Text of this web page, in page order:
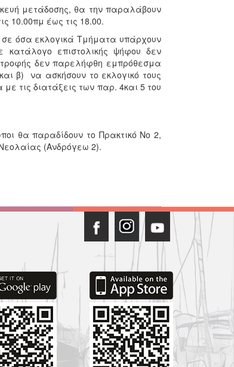
μετάδοσης, θα την παραλάβουν
10.00πμ έως τις 18.00.
σε όσα εκλογικά Τμήματα υπάρχουν
επιστολικής ψήφου δεν
δεν παρελήφθη εμπρόθεσμα
β) να ασκήσουν το εκλογικό τους
τις διατάξεις των παρ. 4και 5 του
θα παραδίδουν το Πρακτικό Νο 2,
(Ανδρόγεω 2).